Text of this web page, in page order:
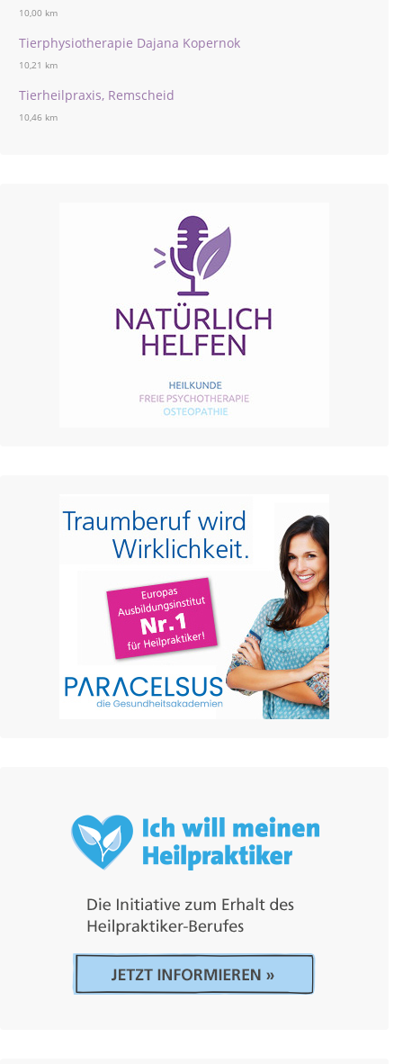
10,00 km
Tierphysiotherapie Dajana Kopernok
10,21 km
Tierheilpraxis, Remscheid
10,46 km